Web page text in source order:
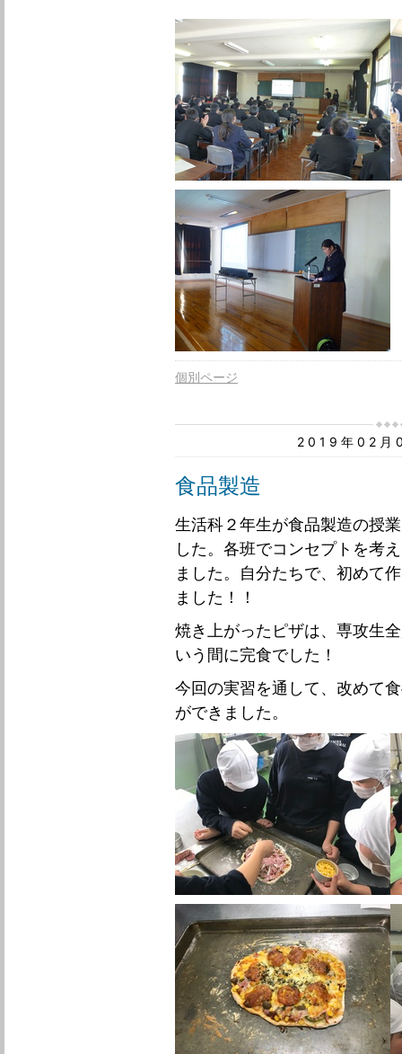
個別ページ
2019年02月
食品製造
生活科２年生が食品製造の授
した。各班でコンセプトを考
ました。自分たちで、初めて
ました！！
焼き上がったピザは、専攻生
いう間に完食でした！
今回の実習を通して、改めて
ができました。